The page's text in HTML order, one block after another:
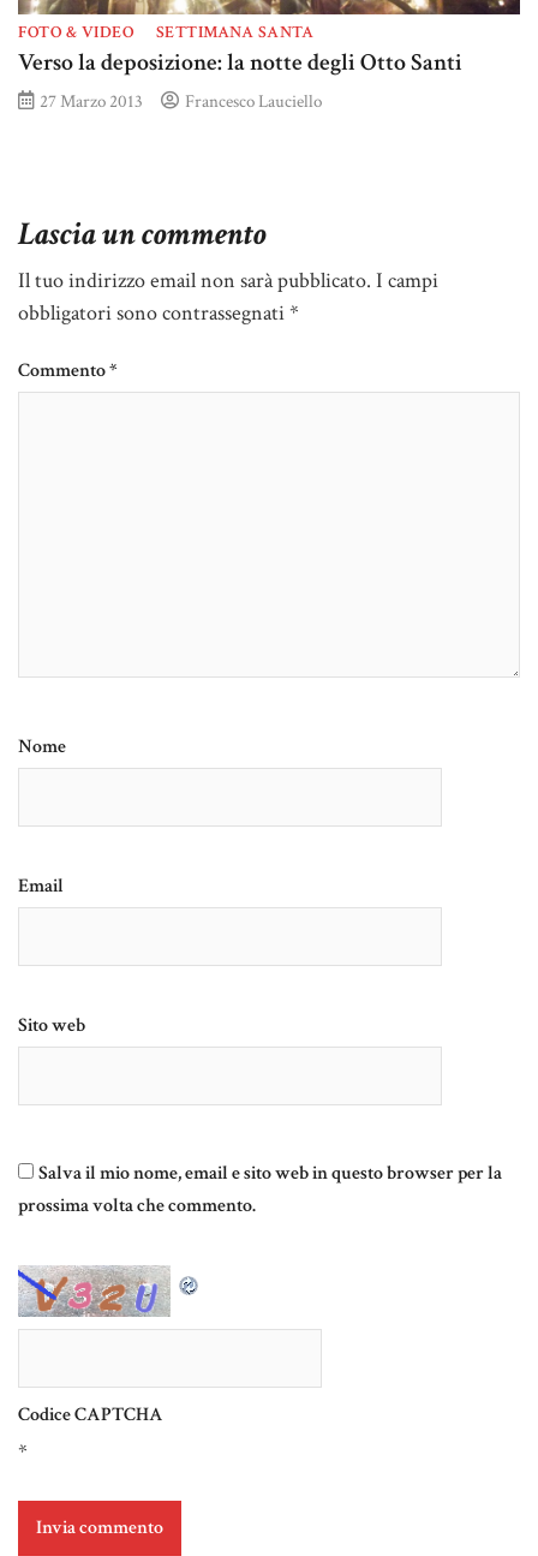
FOTO & VIDEO SETTIMANA SANTA
Verso la deposizione: la notte degli Otto Santi
27 Marzo 2013 Francesco Lauciello
Lascia un commento
Il tuo indirizzo email non sarà pubblicato. I campi
obbligatori sono contrassegnati*
Commento*
Nome
Email
Sito web
Salva il mio nome, email e sito web in questo browser per la
prossima volta che commento.
Codice CAPTCHA
*